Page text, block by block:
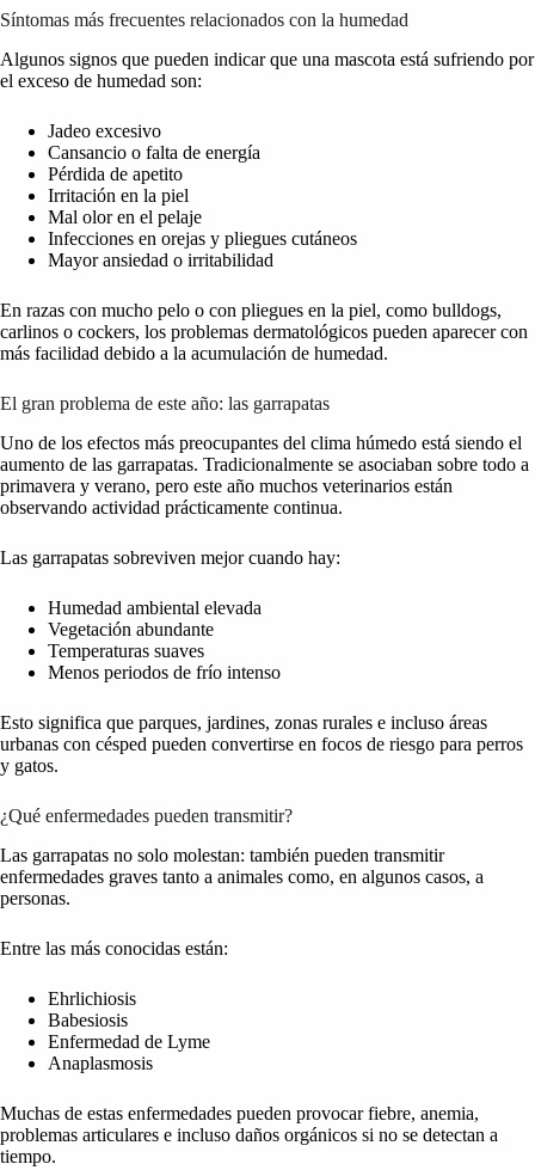
Síntomas más frecuentes relacionados con la humedad
Algunos signos que pueden indicar que una mascota está sufriendo por
el exceso de humedad son:
Jadeo excesivo
Cansancio o falta de energía
Pérdida de apetito
Irritación en la piel
Mal olor en el pelaje
Infecciones en orejas y pliegues cutáneos
Mayor ansiedad o irritabilidad
En razas con mucho pelo o con pliegues en la piel, como bulldogs,
carlinos o cockers, los problemas dermatológicos pueden aparecer con
más facilidad debido a la acumulación de humedad.
El gran problema de este año: las garrapatas
Uno de los efectos más preocupantes del clima húmedo está siendo el
aumento de las garrapatas. Tradicionalmente se asociaban sobre todo a
primavera y verano, pero este año muchos veterinarios están
observando actividad prácticamente continua.
Las garrapatas sobreviven mejor cuando hay:
Humedad ambiental elevada
Vegetación abundante
Temperaturas suaves
Menos periodos de frío intenso
Esto significa que parques, jardines, zonas rurales e incluso áreas
urbanas con césped pueden convertirse en focos de riesgo para perros
y gatos.
¿Qué enfermedades pueden transmitir?
Las garrapatas no solo molestan: también pueden transmitir
enfermedades graves tanto a animales como, en algunos casos, a
personas.
Entre las más conocidas están:
Ehrlichiosis
Babesiosis
Enfermedad de Lyme
Anaplasmosis
Muchas de estas enfermedades pueden provocar fiebre, anemia,
problemas articulares e incluso daños orgánicos si no se detectan a
tiempo.